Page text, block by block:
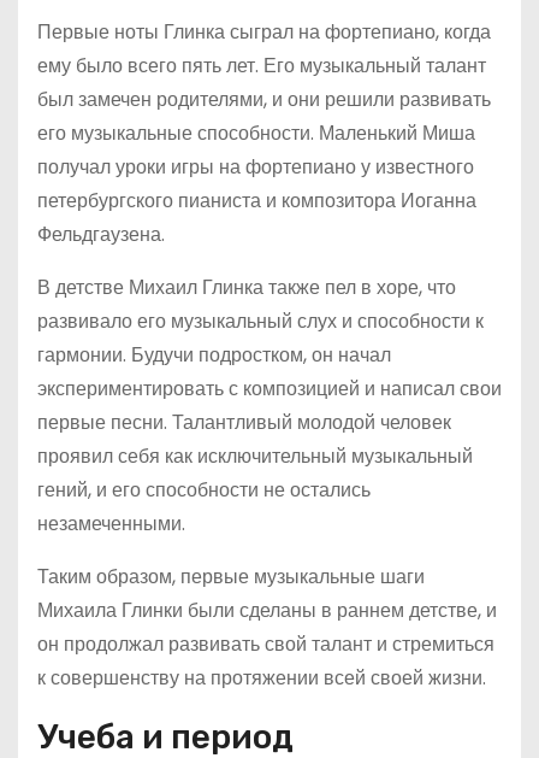
Первые ноты Глинка сыграл на фортепиано, когда
ему было всего пять лет. Его музыкальный талант
был замечен родителями, и они решили развивать
его музыкальные способности. Маленький Миша
получал уроки игры на фортепиано у известного
петербургского пианиста и композитора Иоганна
Фельдгаузена.
В детстве Михаил Глинка также пел в хоре, что
развивало его музыкальный слух и способности к
гармонии. Будучи подростком, он начал
экспериментировать с композицией и написал свои
первые песни. Талантливый молодой человек
проявил себя как исключительный музыкальный
гений, и его способности не остались
незамеченными.
Таким образом, первые музыкальные шаги
Михаила Глинки были сделаны в раннем детстве, и
он продолжал развивать свой талант и стремиться
к совершенству на протяжении всей своей жизни.
Учеба и период